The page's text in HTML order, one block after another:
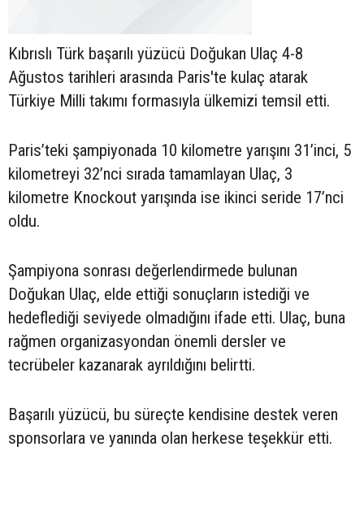
Kıbrıslı Türk başarılı yüzücü Doğukan Ulaç 4-8
Ağustos tarihleri arasında Paris'te kulaç atarak
Türkiye Milli takımı formasıyla ülkemizi temsil etti.
Paris’teki şampiyonada 10 kilometre yarışını 31’inci, 5
kilometreyi 32’nci sırada tamamlayan Ulaç, 3
kilometre Knockout yarışında ise ikinci seride 17’nci
oldu.
Şampiyona sonrası değerlendirmede bulunan
Doğukan Ulaç, elde ettiği sonuçların istediği ve
hedeflediği seviyede olmadığını ifade etti. Ulaç, buna
rağmen organizasyondan önemli dersler ve
tecrübeler kazanarak ayrıldığını belirtti.
Başarılı yüzücü, bu süreçte kendisine destek veren
sponsorlara ve yanında olan herkese teşekkür etti.